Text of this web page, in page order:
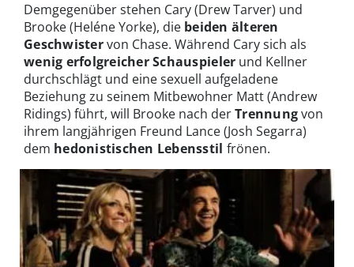
Demgegenüber stehen Cary (Drew Tarver) und
Brooke (Heléne Yorke), die beiden älteren
Geschwistervon Chase. Während Cary sich als
wenig erfolgreicher Schauspieler und Kellner
durchschlägt und eine sexuell aufgeladene
Beziehung zu seinem Mitbewohner Matt (Andrew
Ridings) führt, will Brooke nach derTrennungvon
ihrem langjährigen Freund Lance (Josh Segarra)
dem hedonistischen Lebensstil frönen.